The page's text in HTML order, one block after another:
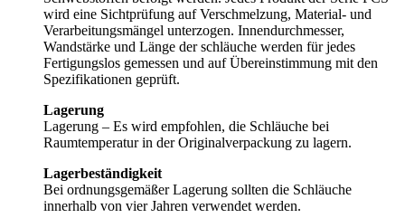
wird eine Sichtprüfung auf Verschmelzung, Material- und
Verarbeitungsmängel unterzogen. Innendurchmesser,
Wandstärke und Länge der schläuche werden für jedes
Fertigungslos gemessen und auf Übereinstimmung mit den
Spezifikationen geprüft.
Lagerung
Lagerung – Es wird empfohlen, die Schläuche bei
Raumtemperatur in der Originalverpackung zu lagern.
Lagerbeständigkeit
Bei ordnungsgemäßer Lagerung sollten die Schläuche
innerhalb von vier Jahren verwendet werden.